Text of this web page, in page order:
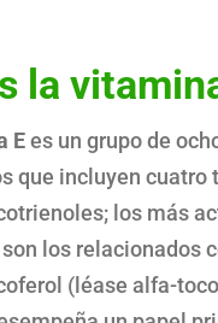
la
Ees un grupo de
que incluyen cuatro
los más
los relacionados
(léase alfa-